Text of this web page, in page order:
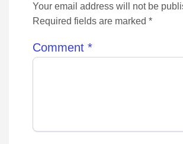
Your email address will not be
Required fields are marked *
Comment *